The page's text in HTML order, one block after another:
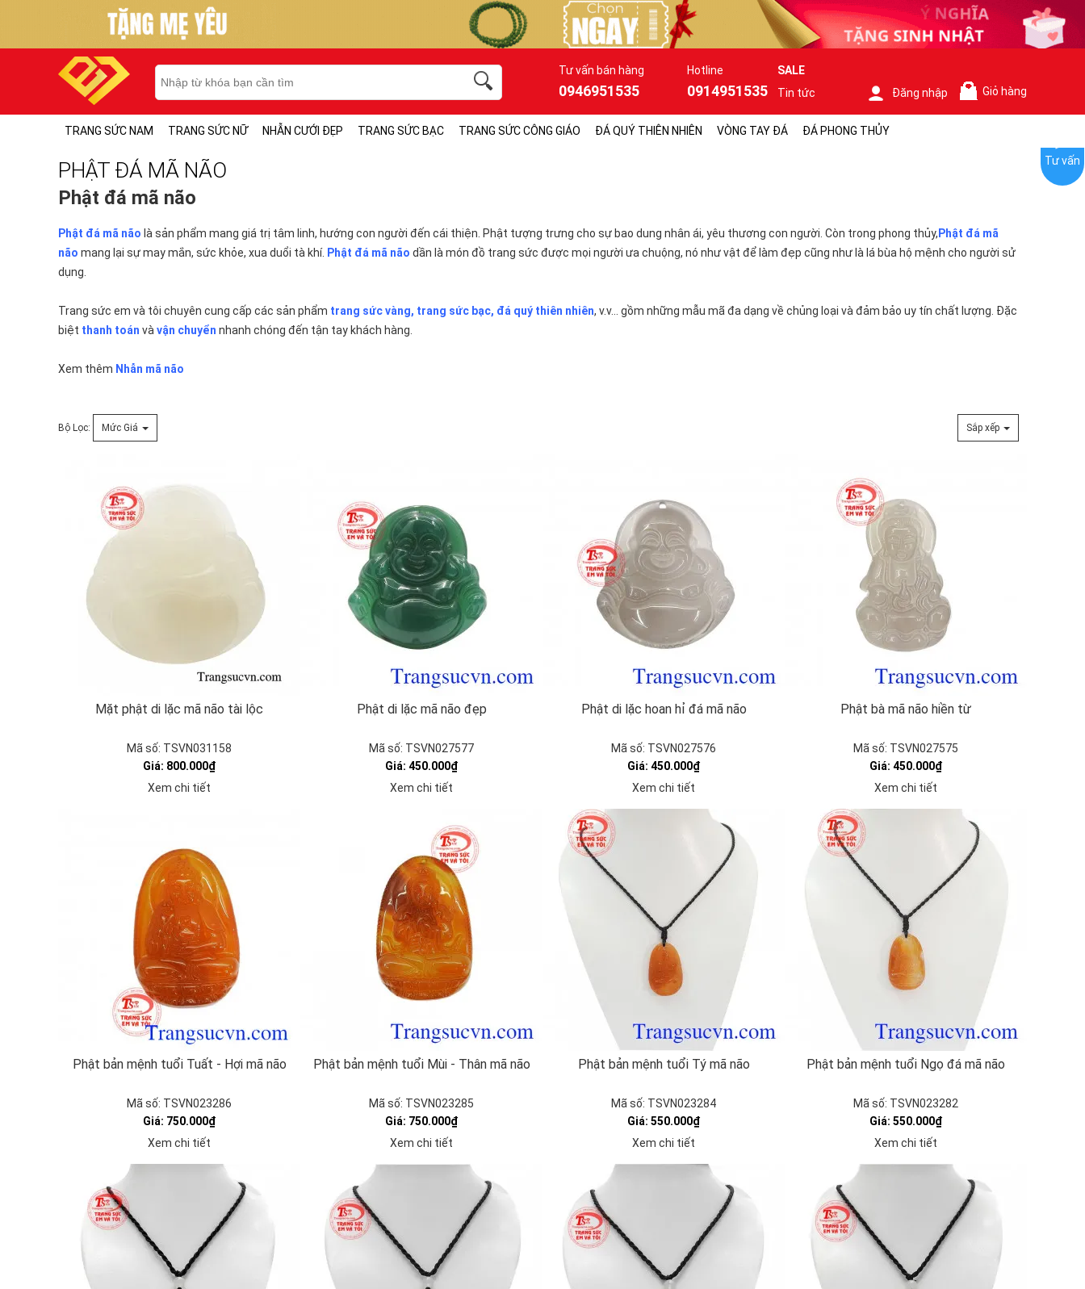
Tư vấn bán hàng
0946951535
Hotline
0914951535
SALE
Tin tức
Đăng nhập Giỏ hàng
TRANG SỨC NAM TRANG SỨC NỮ NHẪN CƯỚI ĐẸP TRANG SỨC BẠC TRANG SỨC CÔNG GIÁO ĐÁ QUÝ THIÊN NHIÊN VÒNG TAY ĐÁ ĐÁ PHONG THỦY
PHẬT ĐÁ MÃ NÃO
Phật đá mã não
Phật đá mã não là sản phẩm mang giá trị tâm linh, hướng con người đến cái thiện. Phật tượng trưng cho sự bao dung nhân ái, yêu thương con người. Còn trong phong thủy, Phật đá mã
não mang lại sự may mắn, sức khỏe, xua duổi tà khí. Phật đá mã não dần là món đồ trang sức được mọi người ưa chuộng, nó như vật để làm đẹp cũng như là lá bùa hộ mệnh cho người sử
dụng.
Trang sức em và tôi chuyên cung cấp các sản phẩm trang sức vàng, trang sức bạc, đá quý thiên nhiên, v.v... gồm những mẫu mã đa dạng về chủng loại và đảm bảo uy tín chất lượng. Đặc
biệt thanh toán và vận chuyển nhanh chóng đến tận tay khách hàng.
Xem thêm Nhẫn mã não
Bộ Lọc: Mức Giá Sắp xếp
Mặt phật di lặc mã não tài lộc
Mã số: TSVN031158
Giá: 800.000₫
Xem chi tiết
Phật di lặc mã não đẹp
Mã số: TSVN027577
Giá: 450.000₫
Xem chi tiết
Phật di lặc hoan hỉ đá mã não
Mã số: TSVN027576
Giá: 450.000₫
Xem chi tiết
Phật bà mã não hiền từ
Mã số: TSVN027575
Giá: 450.000₫
Xem chi tiết
Phật bản mệnh tuổi Tuất - Hợi mã não
Mã số: TSVN023286
Giá: 750.000₫
Xem chi tiết
Phật bản mệnh tuổi Mùi - Thân mã não
Mã số: TSVN023285
Giá: 750.000₫
Xem chi tiết
Phật bản mệnh tuổi Tý mã não
Mã số: TSVN023284
Giá: 550.000₫
Xem chi tiết
Phật bản mệnh tuổi Ngọ đá mã não
Mã số: TSVN023282
Giá: 550.000₫
Xem chi tiết
Tư vấn